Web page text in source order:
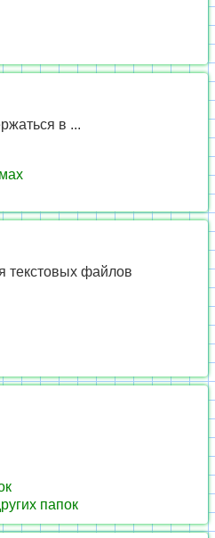
в ...
текстовых файлов
папок